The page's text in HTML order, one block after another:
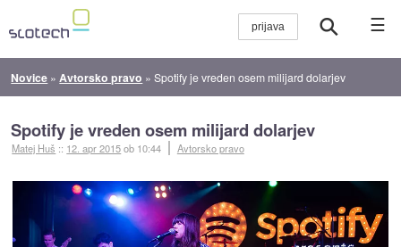
☰
Novice » Avtorsko pravo »Spotify je vreden osem milijard dolarjev
Spotify je vreden osem milijard dolarjev
Matej Huš :: 12. apr 2015ob 10:44 Avtorsko pravo